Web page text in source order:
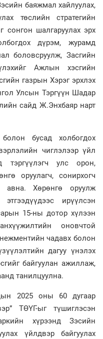
баяжмал хайлуулах,
төслийн стратегийн
сонгон шалгаруулах эрх
дүрэм, журамд
боловсруулж, Засгийн
Ажлын хэсгийн
газрын Хэрэг эрхлэх
Улсын Тэргүүн Шадар
сайд Ж.Энхбаяр нарт
бусад холбогдох
чиглэлээр үйл
тэргүүлэгч улс орон,
оруулагч, сонирхогч
авна. Хөрөнгө оруулж
ирүүлсэн
15-ны дотор хүлээн
оновчтой
чадавх болон
дагуу үнэлэх
байгуулан ажиллаж,
танилцуулна.
2025 оны 60 дугаар
ТӨҮГ-ыг түшиглэсэн
хүрээнд Зэсийн
үйлдвэр байгуулах